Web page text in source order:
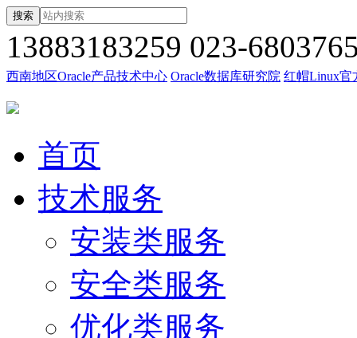
搜索
13883183259 023-
西南地区Oracle产品技术中心 Oracle数据库研究院 红帽Linux官
首页
技术服务
安装类服务
安全类服务
优化类服务